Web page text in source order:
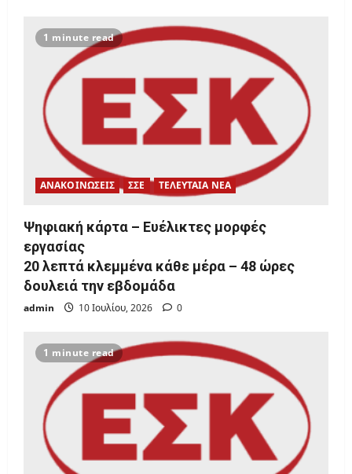
1 minute read
ΑΝΑΚΟΙΝΩΣΕΙΣ ΣΣΕ ΤΕΛΕΥΤΑΙΑ ΝΕΑ
Ψηφιακή κάρτα – Ευέλικτες μορφές
εργασίας
20 λεπτά κλεμμένα κάθε μέρα – 48 ώρες
δουλειά την εβδομάδα
admin 10 Ιουλίου, 2026 0
1 minute read